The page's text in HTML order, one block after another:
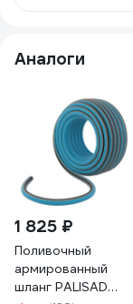
Аналоги
1 825 ₽
Поливочный
армированный
шланг PALISAD